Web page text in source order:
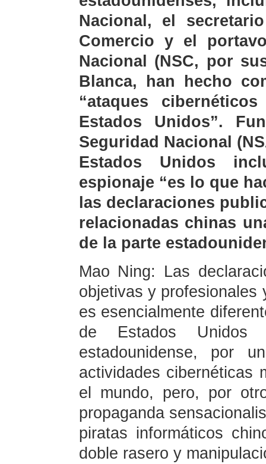
Nacional, el
Comercio y el
Nacional (NSC, por
Blanca, han hecho
“ataques
Estados Unidos”.
Seguridad Nacional
Estados Unidos
espionaje “es lo que
las declaraciones
relacionadas chinas
de la parte
Mao Ning: Las
objetivas y profesionales
es esencialmente
de Estados Unidos
estadounidense, por
actividades cibernéticas
el mundo, pero, por
propaganda
piratas informáticos
doble rasero y